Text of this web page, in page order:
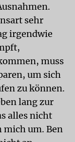
sehr
irgendwie
muss
um sich
zu können.
lang zur
alles nicht
mich um. Ben